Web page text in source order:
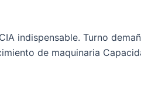
indispensable. Turno
de maquinaria